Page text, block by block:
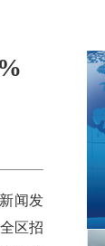
闻发
区招